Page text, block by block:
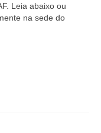
Leia abaixo ou
na sede do